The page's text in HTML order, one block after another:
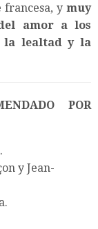
francesa, y muy
amor a los
la lealtad y la
POR
y Jean-